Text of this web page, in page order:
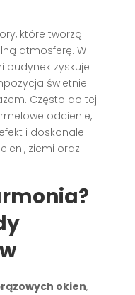
które tworzą
atmosferę. W
budynek zyskuje
świetnie
Często do tej
odcienie,
i doskonale
ziemi oraz
okien,